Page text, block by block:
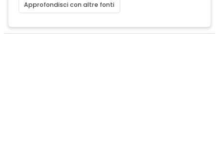
Approfondisci con altre fonti